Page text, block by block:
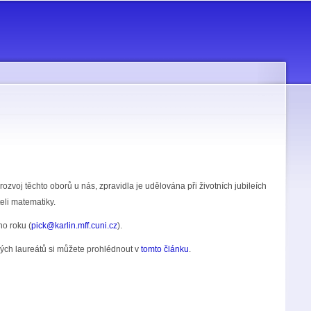
těchto oborů u nás, zpravidla je udělována při životních jubileích
matematiky.
roku (pick@karlin.mff.cuni.cz).
laureátů si můžete prohlédnout v tomto článku.